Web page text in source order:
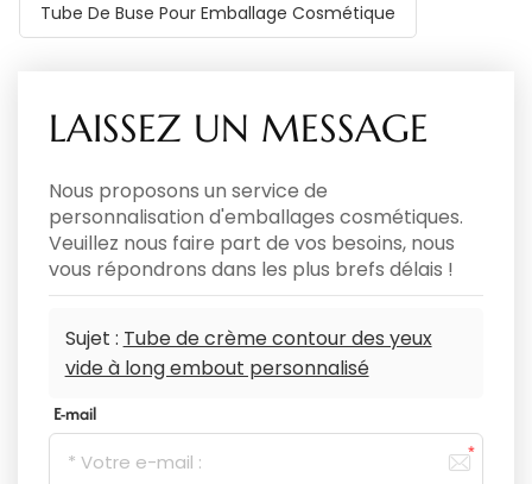
Tube De Buse Pour Emballage Cosmétique
LAISSEZ UN MESSAGE
Nous proposons un service de
personnalisation d'emballages cosmétiques.
Veuillez nous faire part de vos besoins, nous
vous répondrons dans les plus brefs délais !
Sujet : Tube de crème contour des yeux
vide à long embout personnalisé
E-mail